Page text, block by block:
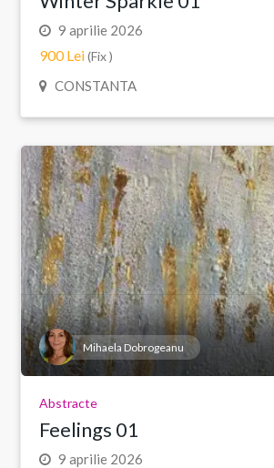
9 aprilie 2026
900 Lei(Fix )
CONSTANTA
Mihaela Dobrogeanu
Abstracte
Feelings 01
9 aprilie 2026